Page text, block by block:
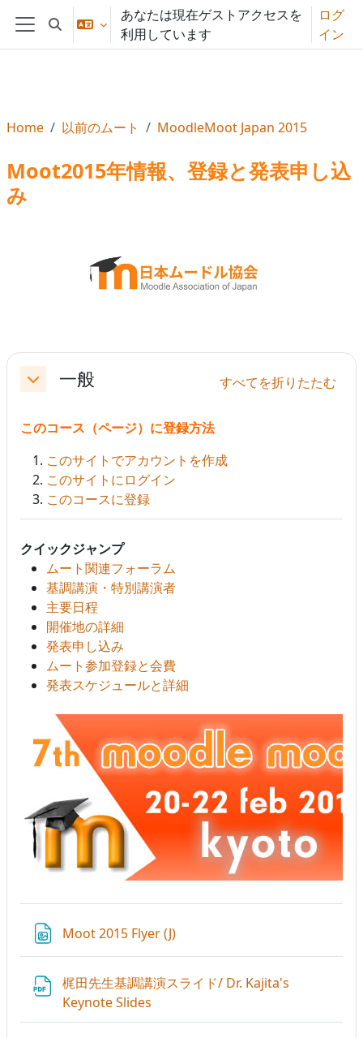
メインコンテンツへスキップする
サイドパネル
検索入力に切り替える
あなたは現在ゲストアクセスを
利用しています
ログ
イン
Home 以前のムート MoodleMoot Japan 2015
Moot2015年情報、登録と発表申し込
み
セクションアウトライン
折りたたむ
一般 すべてを折りたたむ
このコース（ページ）に登録方法
このサイトでアカウントを作成
このサイトにログイン
このコースに登録
クイックジャンプ
ムート関連フォーラム
基調講演・特別講演者
主要日程
開催地の詳細
発表申し込み
ムート参加登録と会費
発表スケジュールと詳細
Moot 2015 Flyer (J)
梶田先生基調講演スライド/ Dr. Kajita's
Keynote Slides